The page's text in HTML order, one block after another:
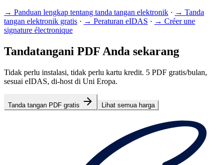
→ Panduan lengkap tentang tanda tangan elektronik · → Tanda
tangan elektronik gratis · → Peraturan eIDAS · → Créer une
signature électronique
Tandatangani PDF Anda sekarang
Tidak perlu instalasi, tidak perlu kartu kredit. 5 PDF gratis/bulan,
sesuai eIDAS, di-host di Uni Eropa.
Tanda tangan PDF gratis Lihat semua harga